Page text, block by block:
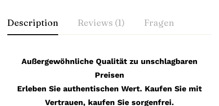
Description Reviews (1) Fragen
Außergewöhnliche Qualität zu unschlagbaren
Preisen
Erleben Sie authentischen Wert. Kaufen Sie mit
Vertrauen, kaufen Sie sorgenfrei.